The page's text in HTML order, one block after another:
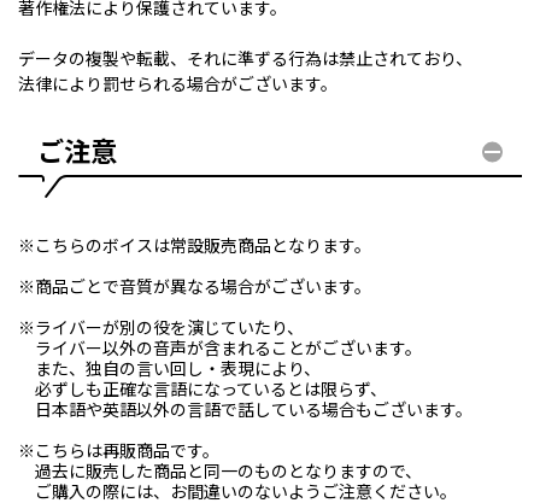
著作権法により保護されています。
データの複製や転載、それに準ずる行為は禁止されており、
法律により罰せられる場合がございます。
ご注意
※こちらのボイスは常設販売商品となります。
※商品ごとで音質が異なる場合がございます。
※ライバーが別の役を演じていたり、
ライバー以外の音声が含まれることがございます。
また、独自の言い回し・表現により、
必ずしも正確な言語になっているとは限らず、
日本語や英語以外の言語で話している場合もございます。
※こちらは再販商品です。
過去に販売した商品と同一のものとなりますので、
ご購入の際には、お間違いのないようご注意ください。